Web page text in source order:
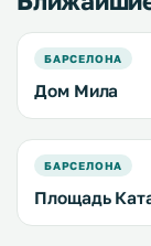
БАРСЕЛОНА
Дом Мила
БАРСЕЛОНА
Площадь